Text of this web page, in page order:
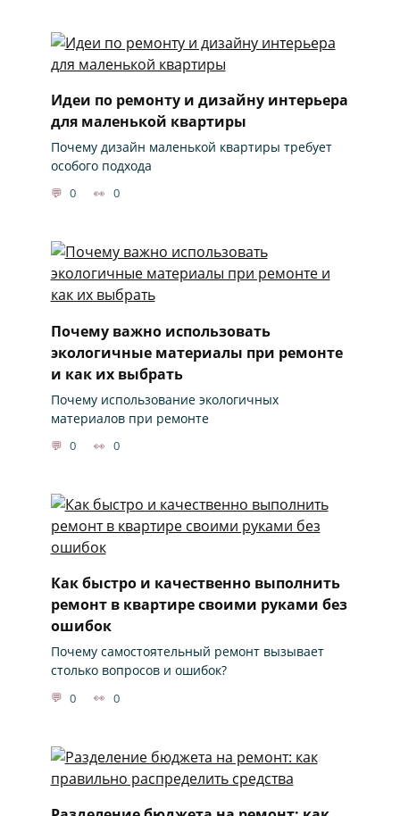
Идеи по ремонту и дизайну интерьера
для маленькой квартиры
Почему дизайн маленькой квартиры требует
особого подхода
0 0
Почему важно использовать
экологичные материалы при ремонте
и как их выбрать
Почему использование экологичных
материалов при ремонте
0 0
Как быстро и качественно выполнить
ремонт в квартире своими руками без
ошибок
Почему самостоятельный ремонт вызывает
столько вопросов и ошибок?
0 0